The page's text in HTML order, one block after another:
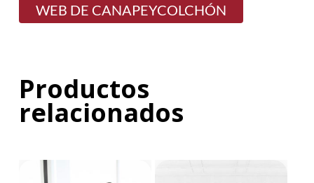
WEB DE CANAPEYCOLCHÓN
Productos
relacionados